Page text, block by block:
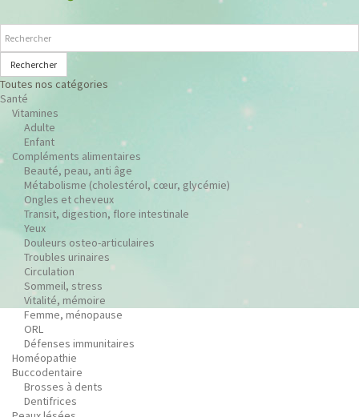
Rechercher
Toutes nos catégories
Santé
Vitamines
Adulte
Enfant
Compléments alimentaires
Beauté, peau, anti âge
Métabolisme (cholestérol, cœur, glycémie)
Ongles et cheveux
Transit, digestion, flore intestinale
Yeux
Douleurs osteo-articulaires
Troubles urinaires
Circulation
Sommeil, stress
Vitalité, mémoire
Femme, ménopause
ORL
Défenses immunitaires
Homéopathie
Buccodentaire
Brosses à dents
Dentifrices